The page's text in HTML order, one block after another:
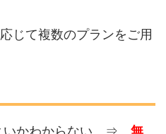
じて複数のプランをご用